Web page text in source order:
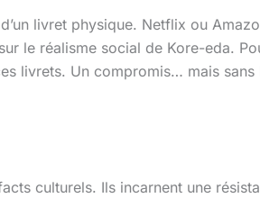
livret physique. Netflix ou
le réalisme social de Kore-eda.
livrets. Un compromis… mais
culturels. Ils incarnent une